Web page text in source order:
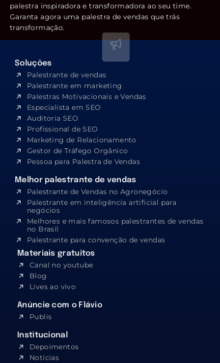
palestra inspiradora e transformadora ao seu time.
Garanta agora uma palestra de vendas que trás
transformação.
Soluções
Palestrante de vendas
Palestrante em marketing
Palestras Motivacionais e Vendas
Especialista em SEO​
Auditoria SEO
Profissional de SEO
Marketing de Relacionamento
Gestor de Tráfego Orgânico
Pessoa para Palestra de Vendas
Melhor palestrante de vendas
Palestrante de Vendas no Agronegócio
Palestrante em inteligência artificial para
negócios
Melhores e mais famosos palestrantes de vendas
no Brasil
Palestrante para convenção de vendas
Materiais gratuitos
Canal no youtube
Blog
Lives ao vivo
Anúncie com o Flávio
Publis
Institucional
Depoimentos
Notícias